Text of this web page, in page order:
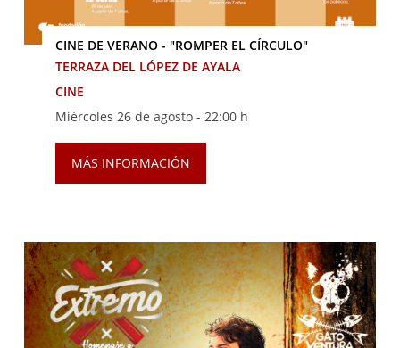
CINE DE VERANO - "ROMPER EL CÍRCULO"
TERRAZA DEL LÓPEZ DE AYALA
CINE
Miércoles 26 de agosto - 22:00 h
MÁS INFORMACIÓN